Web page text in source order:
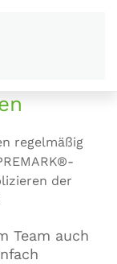
regelmäßig
der
Team auch